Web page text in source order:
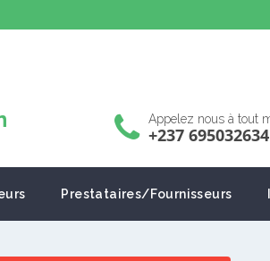
Appelez nous à tout
+237 695032634
Prestataires/Fournisseurs